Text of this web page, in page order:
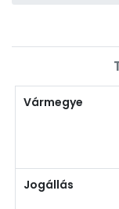
Vármegye
Jogállás